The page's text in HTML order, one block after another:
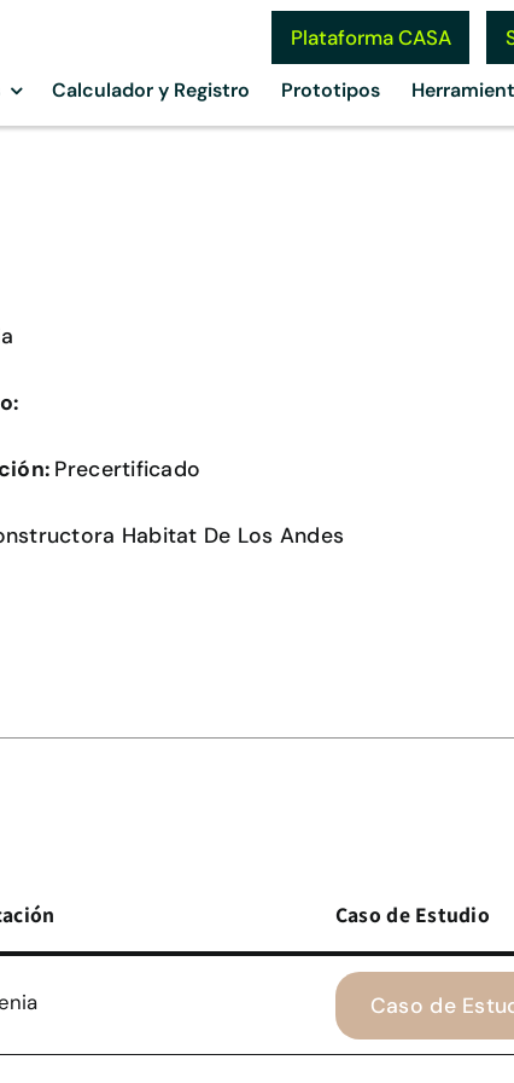
Plataforma CASA
Calculador y Registro Prototipos
Precertificado
Habitat De Los Andes
Caso de Estudio
Caso de